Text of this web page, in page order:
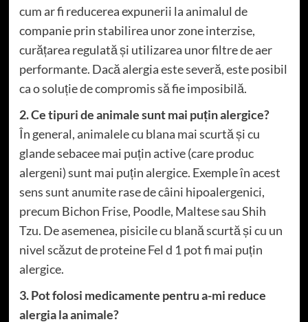
cum ar fi reducerea expunerii la animalul de
companie prin stabilirea unor zone interzise,
curățarea regulată și utilizarea unor filtre de aer
performante. Dacă alergia este severă, este posibil
ca o soluție de compromis să fie imposibilă.
2. Ce tipuri de animale sunt mai puțin alergice?
În general, animalele cu blana mai scurtă și cu
glande sebacee mai puțin active (care produc
alergeni) sunt mai puțin alergice. Exemple în acest
sens sunt anumite rase de câini hipoalergenici,
precum Bichon Frise, Poodle, Maltese sau Shih
Tzu. De asemenea, pisicile cu blană scurtă și cu un
nivel scăzut de proteine ​​Fel d 1 pot fi mai puțin
alergice.
3. Pot folosi medicamente pentru a-mi reduce
alergia la animale?